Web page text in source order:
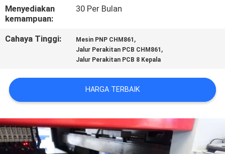
BERITA
SHOPPING
LINE
PETA
SITUS
Menyediakan
kemampuan:
30 Per Bulan
Cahaya Tinggi: Mesin PNP CHM861 ,
Jalur Perakitan PCB CHM861 ,
Jalur Perakitan PCB 8 Kepala
HARGA TERBAIK